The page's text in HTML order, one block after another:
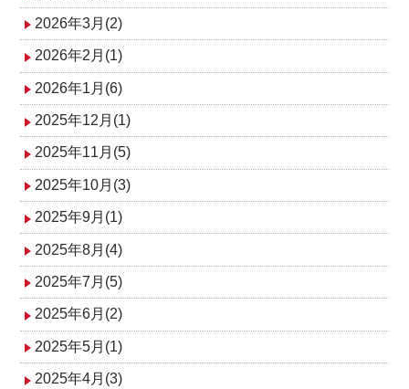
2026年3月(2)
2026年2月(1)
2026年1月(6)
2025年12月(1)
2025年11月(5)
2025年10月(3)
2025年9月(1)
2025年8月(4)
2025年7月(5)
2025年6月(2)
2025年5月(1)
2025年4月(3)